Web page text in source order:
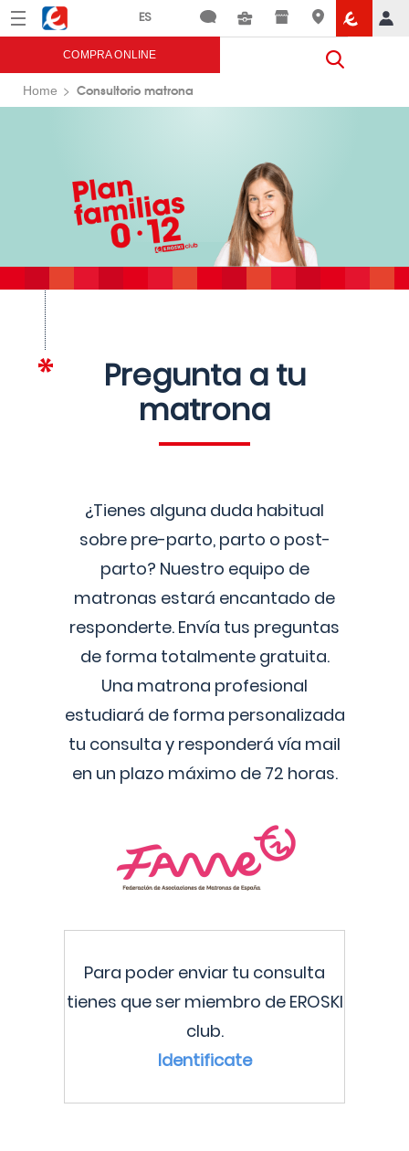
Menú Eroski
COMPRA ONLINE
Home Consultorio matrona
Pregunta a tu
matrona
¿Tienes alguna duda habitual
sobre pre-parto, parto o post-
parto? Nuestro equipo de
matronas estará encantado de
responderte. Envía tus preguntas
de forma totalmente gratuita.
Una matrona profesional
estudiará de forma personalizada
tu consulta y responderá vía mail
en un plazo máximo de 72 horas.
Para poder enviar tu consulta
tienes que ser miembro de EROSKI
club.
Identificate